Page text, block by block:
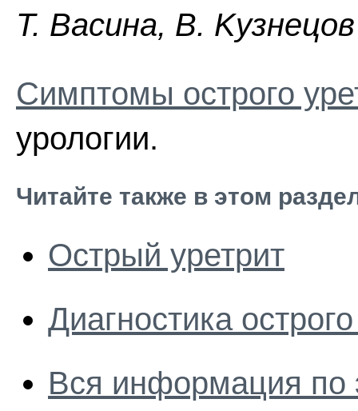
Т. Bacинa, B. Kyзнeцoв
Симптомы острого
урологии.
Читайте также в этом
Острый уретрит
Диагностика
Вся информация по